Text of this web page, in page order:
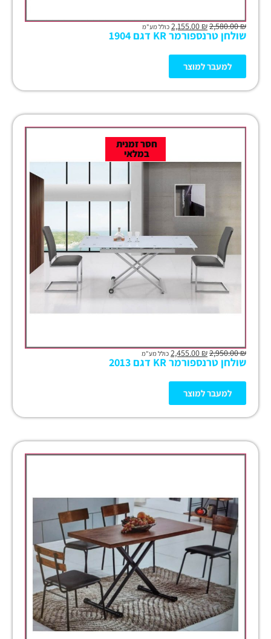
₪
2,580.00
₪ כולל מע"מ
שולחן טרנספורמר KR דגם 1904
למעבר למוצר
חסר זמנית
במלאי
₪
2,950.00
₪ כולל מע"מ
שולחן טרנספורמר KR דגם 2013
למעבר למוצר